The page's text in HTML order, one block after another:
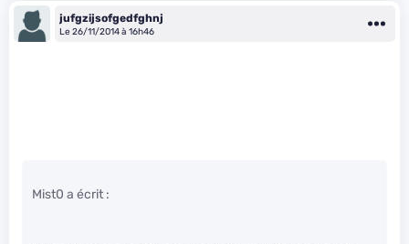
jufgzijsofgedfghnj
Le 26/11/2014 à 16h46
Mist0 a écrit :